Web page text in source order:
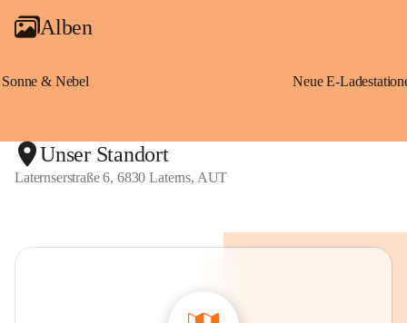
Alben
Sonne & Nebel
Unser Standort
Laternserstraße 6, 6830 Laterns, AUT